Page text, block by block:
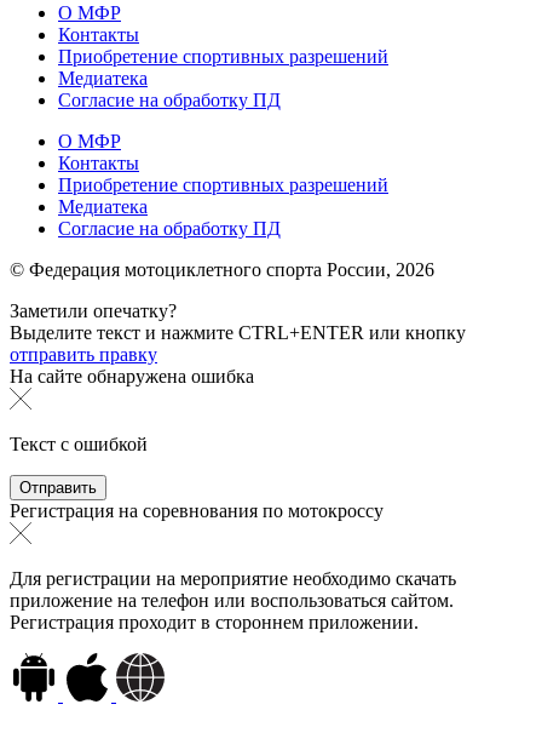
О МФР
Контакты
Приобретение спортивных разрешений
Медиатека
Согласие на обработку ПД
О МФР
Контакты
Приобретение спортивных разрешений
Медиатека
Согласие на обработку ПД
© Федерация мотоциклетного спорта России, 2026
Заметили опечатку?
Выделите текст и нажмите CTRL+ENTER или кнопку
отправить правку
На сайте обнаружена ошибка
Текст с ошибкой
Регистрация на соревнования по мотокроссу
Для регистрации на мероприятие необходимо скачать
приложение на телефон или воспользоваться сайтом.
Регистрация проходит в стороннем приложении.